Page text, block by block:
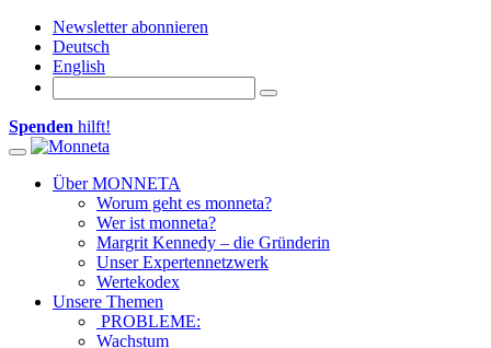
Newsletter abonnieren
Deutsch
English
Spenden hilft!
Toggle navigation
Über MONNETA
Worum geht es monneta?
Wer ist monneta?
Margrit Kennedy – die Gründerin
Unser Expertennetzwerk
Wertekodex
Unsere Themen
PROBLEME:
Wachstum